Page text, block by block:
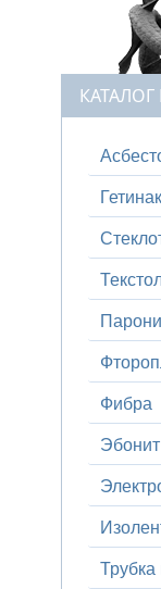
Фибра
Эбонит
Трубка